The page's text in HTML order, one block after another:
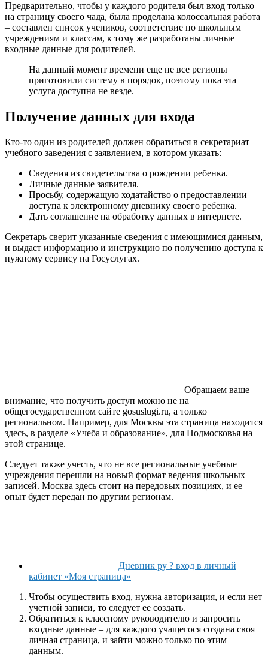
Предварительно, чтобы у каждого родителя был вход только
на страницу своего чада, была проделана колоссальная работа
– составлен список учеников, соответствие по школьным
учреждениям и классам, к тому же разработаны личные
входные данные для родителей.
На данный момент времени еще не все регионы
приготовили систему в порядок, поэтому пока эта
услуга доступна не везде.
Получение данных для входа
Кто-то один из родителей должен обратиться в секретариат
учебного заведения с заявлением, в котором указать:
Сведения из свидетельства о рождении ребенка.
Личные данные заявителя.
Просьбу, содержащую ходатайство о предоставлении
доступа к электронному дневнику своего ребенка.
Дать соглашение на обработку данных в интернете.
Секретарь сверит указанные сведения с имеющимися данным,
и выдаст информацию и инструкцию по получению доступа к
нужному сервису на Госуслугах.
Обращаем ваше
внимание, что получить доступ можно не на
общегосударственном сайте gosuslugi.ru, а только
региональном. Например, для Москвы эта страница находится
здесь, в разделе «Учеба и образование», для Подмосковья на
этой странице.
Cледует также учесть, что не все региональные учебные
учреждения перешли на новый формат ведения школьных
записей. Москва здесь стоит на передовых позициях, и ее
опыт будет передан по другим регионам.
Дневник ру ? вход в личный
кабинет «Моя страница»
Чтобы осуществить вход, нужна авторизация, и если нет
учетной записи, то следует ее создать.
Обратиться к классному руководителю и запросить
входные данные – для каждого учащегося создана своя
личная страница, и зайти можно только по этим
данным.